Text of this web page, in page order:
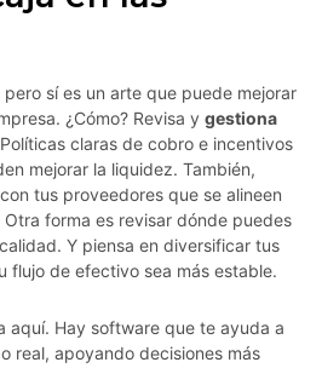
sí es un arte que puede mejorar
¿Cómo? Revisa y gestiona
claras de cobro e incentivos
mejorar la liquidez. También,
tus proveedores que se alineen
forma es revisar dónde puedes
Y piensa en diversificar tus
flujo de efectivo sea más estable.
aquí. Hay software que te ayuda a
real, apoyando decisiones más